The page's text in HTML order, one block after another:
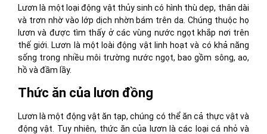
Lươn là một loại động vật thủy sinh có hình thù dẹp, thân dài
và trơn nhờ vào lớp dịch nhờn bám trên da. Chúng thuộc họ
lươn và được tìm thấy ở các vùng nước ngọt khắp nơi trên
thế giới. Lươn là một loài động vật linh hoạt và có khả năng
sống trong nhiều môi trường nước ngọt, bao gồm sông, ao,
hồ và đầm lầy.
Thức ăn của lươn đồng
Lươn là một động vật ăn tạp, chúng có thể ăn cả thực vật và
động vật. Tuy nhiên, thức ăn của lươn là các loại cá nhỏ và